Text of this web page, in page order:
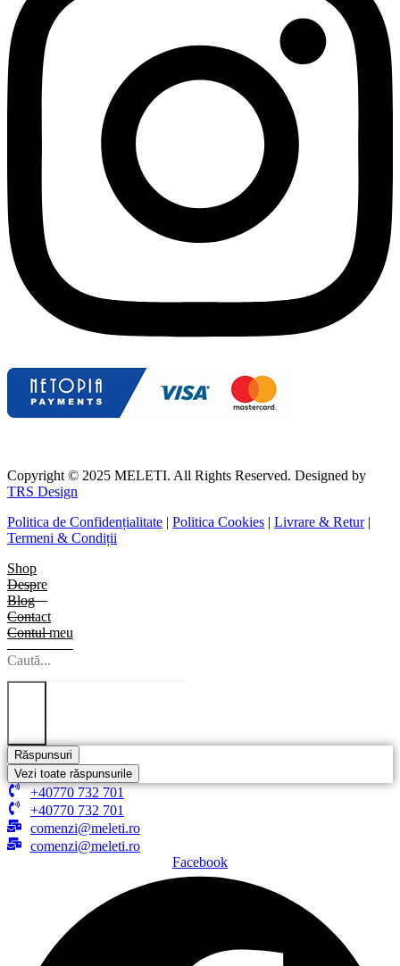
Copyright © 2025 MELETI. All Rights Reserved. Designed by
TRS Design
Politica de Confidențialitate | Politica Cookies | Livrare & Retur|
Termeni & Condiții
Shop
Despre
Blog
Contact
Contul meu
Search
...
Răspunsuri
Vezi toate răspunsurile
+40770 732 701
+40770 732 701
comenzi@meleti.ro
comenzi@meleti.ro
Facebook